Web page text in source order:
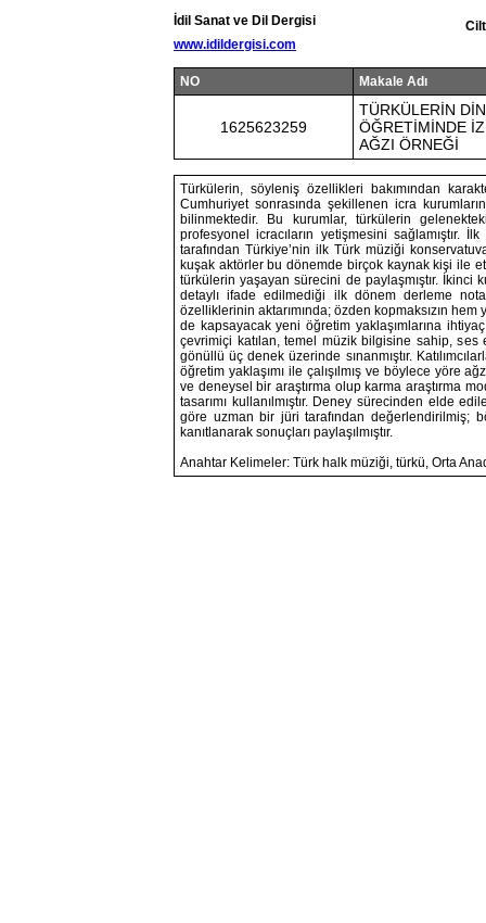
İdil Sanat ve Dil Dergisi
www.idildergisi.com
NO Makale Adı
1625623259
TÜRKÜLERİN
ÖĞRETİMİNDE
AĞZI ÖRNEĞİ
Türkülerin, söyleniş özellikleri bakımından
Cumhuriyet sonrasında şekillenen icra
bilinmektedir. Bu kurumlar, türkülerin
profesyonel icracıların yetişmesini
tarafından Türkiye’nin ilk Türk müziği
kuşak aktörler bu dönemde birçok kaynak kişi ile
türkülerin yaşayan sürecini de paylaşmıştır. İkinci
detaylı ifade edilmediği ilk dönem derleme
özelliklerinin aktarımında; özden kopmaksızın
de kapsayacak yeni öğretim yaklaşımlarına
çevrimiçi katılan, temel müzik bilgisine sahip, ses
gönüllü üç denek üzerinde sınanmıştır.
öğretim yaklaşımı ile çalışılmış ve böylece yöre
ve deneysel bir araştırma olup karma araştırma
tasarımı kullanılmıştır. Deney sürecinden elde
göre uzman bir jüri tarafından değerlendirilmiş;
kanıtlanarak sonuçları paylaşılmıştır.
Anahtar Kelimeler: Türk halk müziği, türkü, Orta